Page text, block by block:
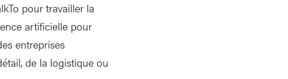
pour travailler la
artificielle pour
entreprises
de la logistique ou